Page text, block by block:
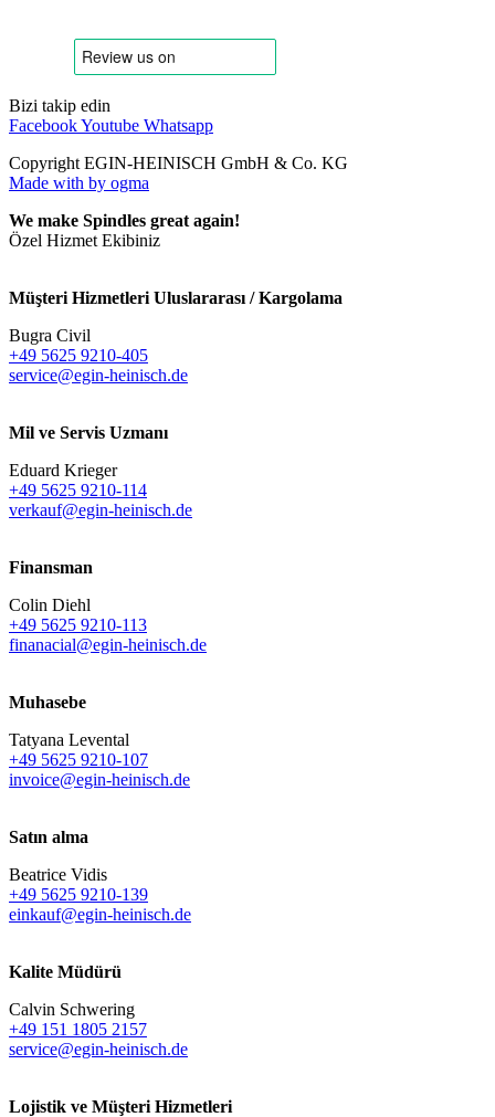
Bizi takip edin
FacebookYoutube Whatsapp
Copyright EGIN-HEINISCH GmbH & Co. KG
Made with by ogma
We make Spindles great again!
Özel Hizmet Ekibiniz
Müşteri Hizmetleri Uluslararası / Kargolama
Bugra Civil
+49 5625 9210-405
service@egin-heinisch.de
Mil ve Servis Uzmanı
Eduard Krieger
+49 5625 9210-114
verkauf@egin-heinisch.de
Finansman
Colin Diehl
+49 5625 9210-113
finanacial@egin-heinisch.de
Muhasebe
Tatyana Levental
+49 5625 9210-107
invoice@egin-heinisch.de
Satın alma
Beatrice Vidis
+49 5625 9210-139
einkauf@egin-heinisch.de
Kalite Müdürü
Calvin Schwering
+49 151 1805 2157
service@egin-heinisch.de
Lojistik ve Müşteri Hizmetleri